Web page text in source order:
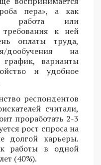
пера», а как
работа или
к ней
оплаты труда,
дообучения на
варианты
и удобное
респондентов
считали,
проработать 2-3
рост спроса на
долгой карьеры.
работы в одной
(40%).